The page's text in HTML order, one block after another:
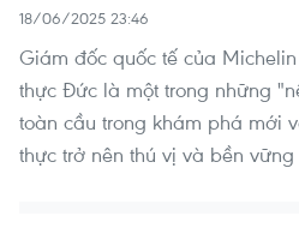
18/06/2025 23:46
Giám đốc quốc tế của
thực Đức là một trong những
toàn cầu trong khám phá mới
thực trở nên thú vị và bền vững